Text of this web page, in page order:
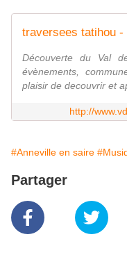
traversees tatihou -
Découverte du Val
évènements,
plaisir de decouvrir et
http://
#Anneville en saire
Partager